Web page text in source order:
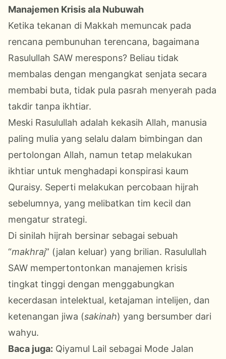
Manajemen Krisis ala Nubuwah
Ketika tekanan di Makkah memuncak pada
rencana pembunuhan terencana, bagaimana
Rasulullah SAW merespons? Beliau tidak
membalas dengan mengangkat senjata secara
membabi buta, tidak pula pasrah menyerah pada
takdir tanpa ikhtiar.
Meski Rasulullah adalah kekasih Allah, manusia
paling mulia yang selalu dalam bimbingan dan
pertolongan Allah, namun tetap melakukan
ikhtiar untuk menghadapi konspirasi kaum
Quraisy. Seperti melakukan percobaan hijrah
sebelumnya, yang melibatkan tim kecil dan
mengatur strategi.
Di sinilah hijrah bersinar sebagai sebuah
“makhraj” (jalan keluar) yang brilian. Rasulullah
SAW mempertontonkan manajemen krisis
tingkat tinggi dengan menggabungkan
kecerdasan intelektual, ketajaman intelijen, dan
ketenangan jiwa (sakinah) yang bersumber dari
wahyu.
Baca juga: Qiyamul Lail sebagai Mode Jalan